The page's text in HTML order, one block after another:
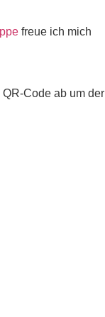
freue ich mich
Code ab um der